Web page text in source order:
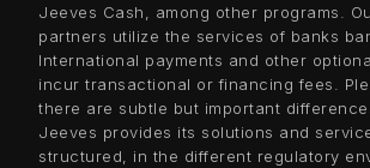
Jeeves Cash, among other programs.
partners utilize the services of banks
International payments and other
incur transactional or financing fees.
there are subtle but important
Jeeves provides its solutions and
structured, in the different regulatory